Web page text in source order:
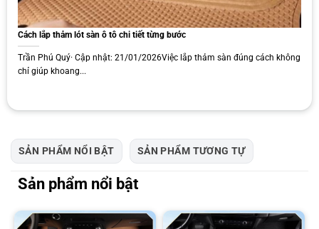
SẢN PHẨM NỔI BẬT SẢN PHẨM TƯƠNG TỰ
Sản phẩm nổi bật
bẩn và khi có chất lỏng đổ xuống, nó sẽ nhanh chóng lan ra
nhiều vị trí khác, gây khó khăn trong việc làm sạch và làm khô
thảm.
Cách lắp thảm lót sàn ô tô chi tiết từng bước
Trần Phú Quý· Cập nhật: 21/01/2026Việc lắp thảm sàn đúng cách không
chỉ giúp khoang...